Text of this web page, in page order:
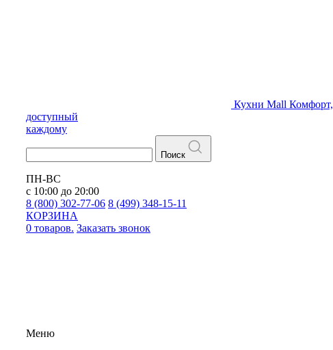
Кухни Mall Комфорт,
доступный
каждому
Поиск
ПН-ВС
с 10:00 до 20:00
8 (800) 302-77-06 8 (499) 348-15-11
КОРЗИНА
0 товаров. Заказать звонок
Меню